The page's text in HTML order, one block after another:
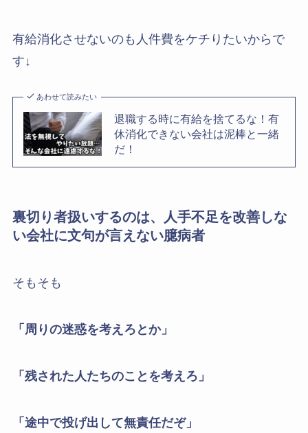
有給消化させないのも人件費をケチりたいからで
す↓
あわせて読みたい
退職する時に有給を捨てるな！有
休消化できない会社は泥棒と一緒
だ！
裏切り者扱いするのは、人手不足を改善しな
い会社に文句が言えない臆病者
そもそも
「周りの迷惑を考えろとか」
「残された人たちのことを考えろ」
「途中で投げ出して無責任だぞ」